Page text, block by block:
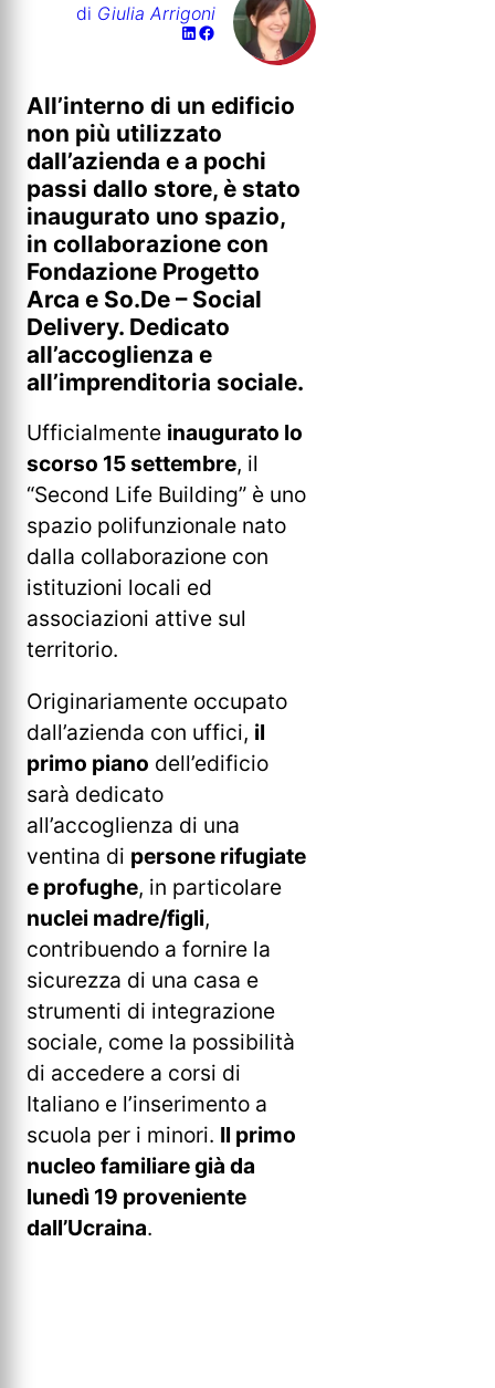
di Giulia Arrigoni
All’interno di un edificio
non più utilizzato
dall’azienda e a pochi
passi dallo store, è stato
inaugurato uno spazio,
in collaborazione con
Fondazione Progetto
Arca e So.De – Social
Delivery. Dedicato
all’accoglienza e
all’imprenditoria sociale.
Ufficialmente inaugurato lo
scorso 15 settembre, il
“Second Life Building” è uno
spazio polifunzionale nato
dalla collaborazione con
istituzioni locali ed
associazioni attive sul
territorio.
Originariamente occupato
dall’azienda con uffici, il
primo piano dell’edificio
sarà dedicato
all’accoglienza di una
ventina di persone rifugiate
e profughe, in particolare
nuclei madre/figli,
contribuendo a fornire la
sicurezza di una casa e
strumenti di integrazione
sociale, come la possibilità
di accedere a corsi di
Italiano e l’inserimento a
scuola per i minori. Il primo
nucleo familiare già da
lunedì 19 proveniente
dall’Ucraina.